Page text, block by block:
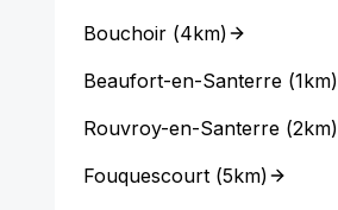
Bouchoir(4km)
Beaufort-en-Santerre(1km)
Rouvroy-en-Santerre(2km)
Fouquescourt(5km)